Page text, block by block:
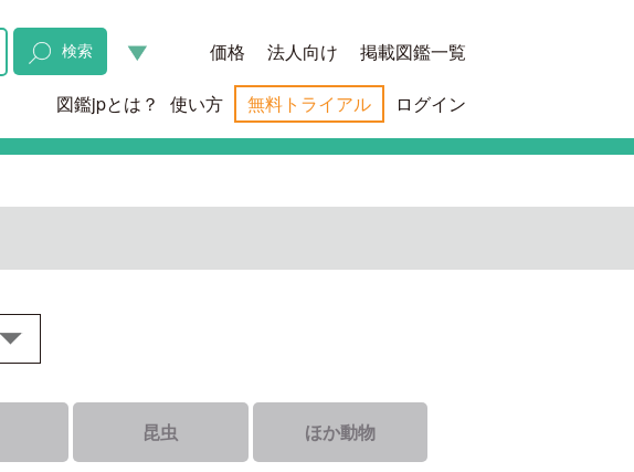
検索 価格 法人向け 掲載図鑑一覧
図鑑jpとは？ 使い方 無料トライアル ログイン
昆虫 ほか動物